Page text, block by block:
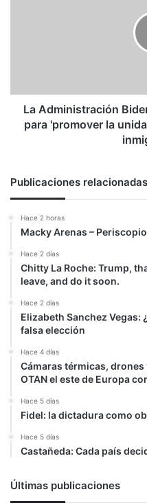
la
unidad
familiar
de
La Administración
para 'promover la
Publicaciones relacionadas
Hace 2 horas
Macky Arenas –
Hace 2 días
Chitty La Roche: Trump,
leave, and do it soon.
Hace 2 días
Elizabeth Sanchez Vegas:
falsa elección
Hace 4 días
Cámaras térmicas,
OTAN el este de Europa
Hace 5 días
Fidel: la dictadura como
Hace 5 días
Castañeda: Cada país
Últimas publicaciones